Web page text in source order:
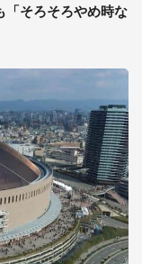
「そろそろやめ時な